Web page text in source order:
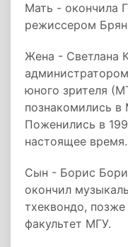
Мать - окончила
режиссером
Жена - Светлана
юного зрителя
познакомились
Поженились в
настоящее время.
Сын - Борис
окончил
тхеквондо,
факультет МГУ.